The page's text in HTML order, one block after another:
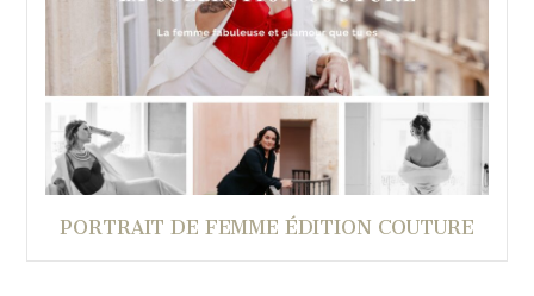
PORTRAIT DE FEMME ÉDITION COUTURE